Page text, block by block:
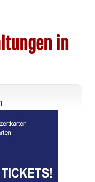
in